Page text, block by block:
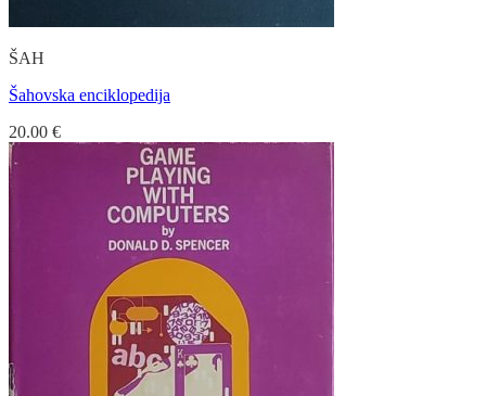
ŠAH
Šahovska enciklopedija
20.00 €